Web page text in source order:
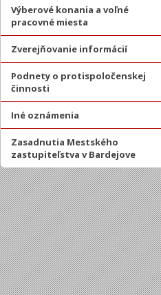
Výberové konania a voľné
pracovné miesta
Zverejňovanie informácií
Podnety o protispoločenskej
činnosti
Iné oznámenia
Zasadnutia Mestského
zastupiteľstva v Bardejove